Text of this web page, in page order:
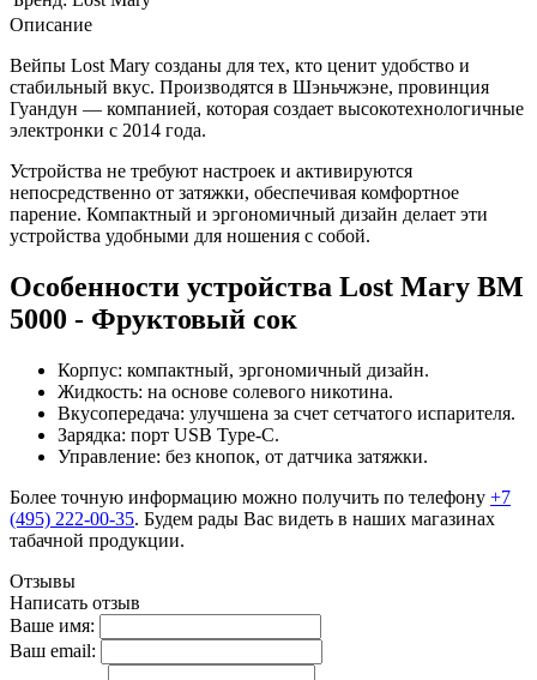
Описание
Вейпы Lost Mary созданы для тех, кто ценит удобство и
стабильный вкус. Производятся в Шэньчжэне, провинция
Гуандун — компанией, которая создает высокотехнологичные
электронки с 2014 года.
Устройства не требуют настроек и активируются
непосредственно от затяжки, обеспечивая комфортное
парение. Компактный и эргономичный дизайн делает эти
устройства удобными для ношения с собой.
Особенности устройства Lost Mary BM
5000 - Фруктовый сок
Корпус: компактный, эргономичный дизайн.
Жидкость: на основе солевого никотина.
Вкусопередача: улучшена за счет сетчатого испарителя.
Зарядка: порт USB Type-C.
Управление: без кнопок, от датчика затяжки.
Более точную информацию можно получить по телефону +7
(495) 222-00-35. Будем рады Вас видеть в наших магазинах
табачной продукции.
Отзывы
Написать отзыв
Ваше имя:
Ваш email: